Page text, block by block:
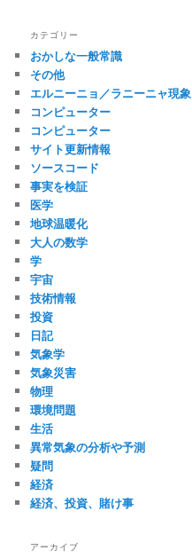
カテゴリー
おかしな一般常識
その他
エルニーニョ／ラニーニャ現象
コンピューター
コンピューター
サイト更新情報
ソースコード
事実を検証
医学
地球温暖化
大人の数学
学
宇宙
技術情報
投資
日記
気象学
気象災害
物理
環境問題
生活
異常気象の分析や予測
疑問
経済
経済、投資、賭け事
アーカイブ